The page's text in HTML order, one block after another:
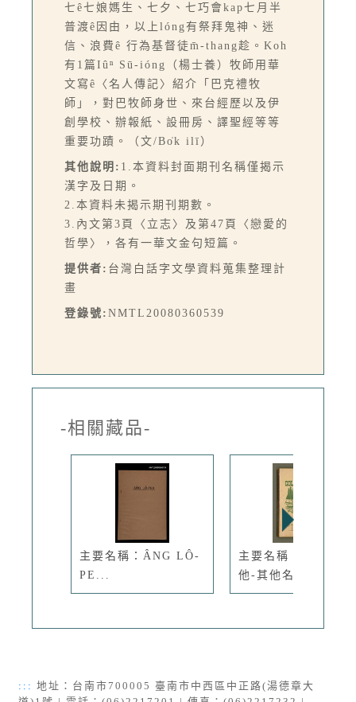
七ê七娘媽生、七夕、七巧會kap七月半
普渡ê因由，以上lóng有祭拜鬼神、迷
信、浪費ê 行為基督徒m̄-thang趁。Koh
有1篇Iûⁿ Sū-ióng（楊士養）牧師用華
文寫ê〈名人傳記〉紹介「巴克禮牧
師」，對巴牧師身世、來台經歷以及伊
創學校、辦報紙、設冊房、譯聖經等等
重要功蹟。（文/Bo̍k ilī）
其他說明: 1.本資料封面期刊名稱僅揭示
漢字及日期。
2.本資料未揭示期刊期數。
3.內文第3頁〈立志〉及第47頁〈戀愛的
哲學〉，各有一華文金句短篇。
提供者: 台灣白話字文學資料蒐集整理計
畫
登錄號: NMTL20080360539
-相關藏品-
主要名稱：ÂNG LÔ-
PE...
主要名稱：說教集其
他-其他名...
::: 地址：台南市700005 臺南市中西區中正路(湯德章大